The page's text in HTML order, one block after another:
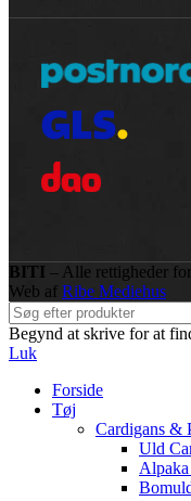
BITI – Alle rettigheder
Web af Ribe Mediehus
Begynd at skrive for at
Luk
Forside
Tøj
Cardigans &
Uld